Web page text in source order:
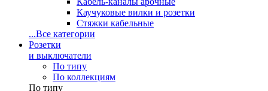
Каучуковые вилки и розетки
Стяжки кабельные
...Все категории
Розетки
и выключатели
По типу
По коллекциям
По типу